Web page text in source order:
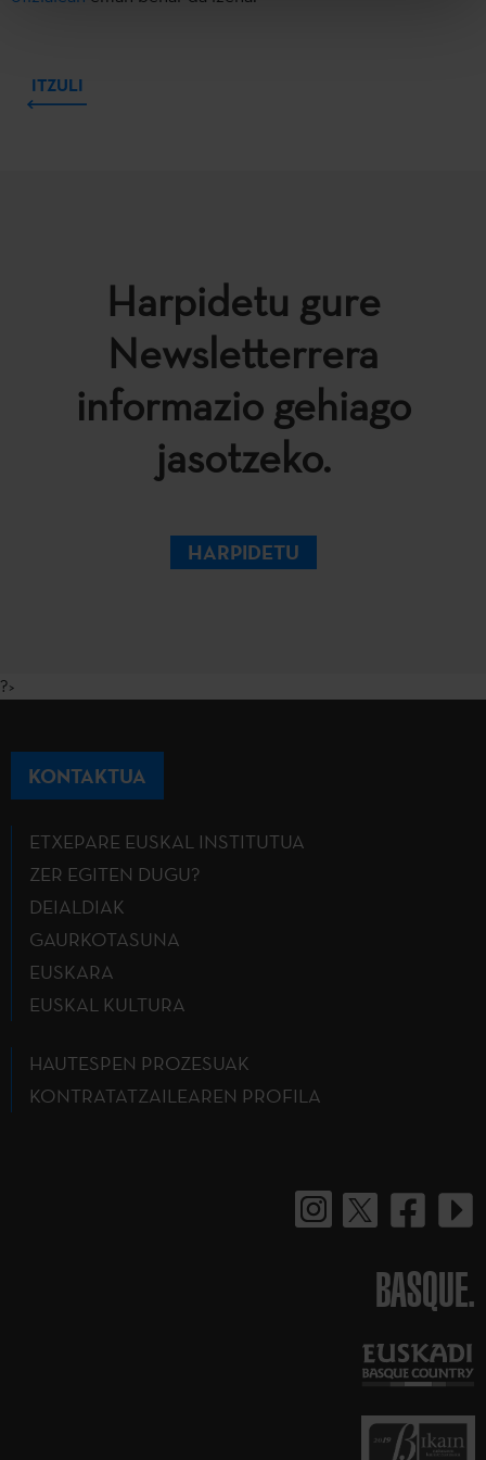
ITZULI
Harpidetu gure
Newsletterrera
informazio gehiago
jasotzeko.
HARPIDETU
?>
KONTAKTUA
ETXEPARE EUSKAL INSTITUTUA
ZER EGITEN DUGU?
DEIALDIAK
GAURKOTASUNA
EUSKARA
EUSKAL KULTURA
HAUTESPEN PROZESUAK
KONTRATATZAILEAREN PROFILA
BASQUE.